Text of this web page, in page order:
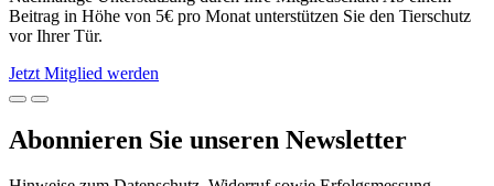
Beitrag in Höhe von 5€ pro Monat unterstützen Sie den Tierschutz
vor Ihrer Tür.
Jetzt Mitglied werden
Abonnieren Sie unseren Newsletter